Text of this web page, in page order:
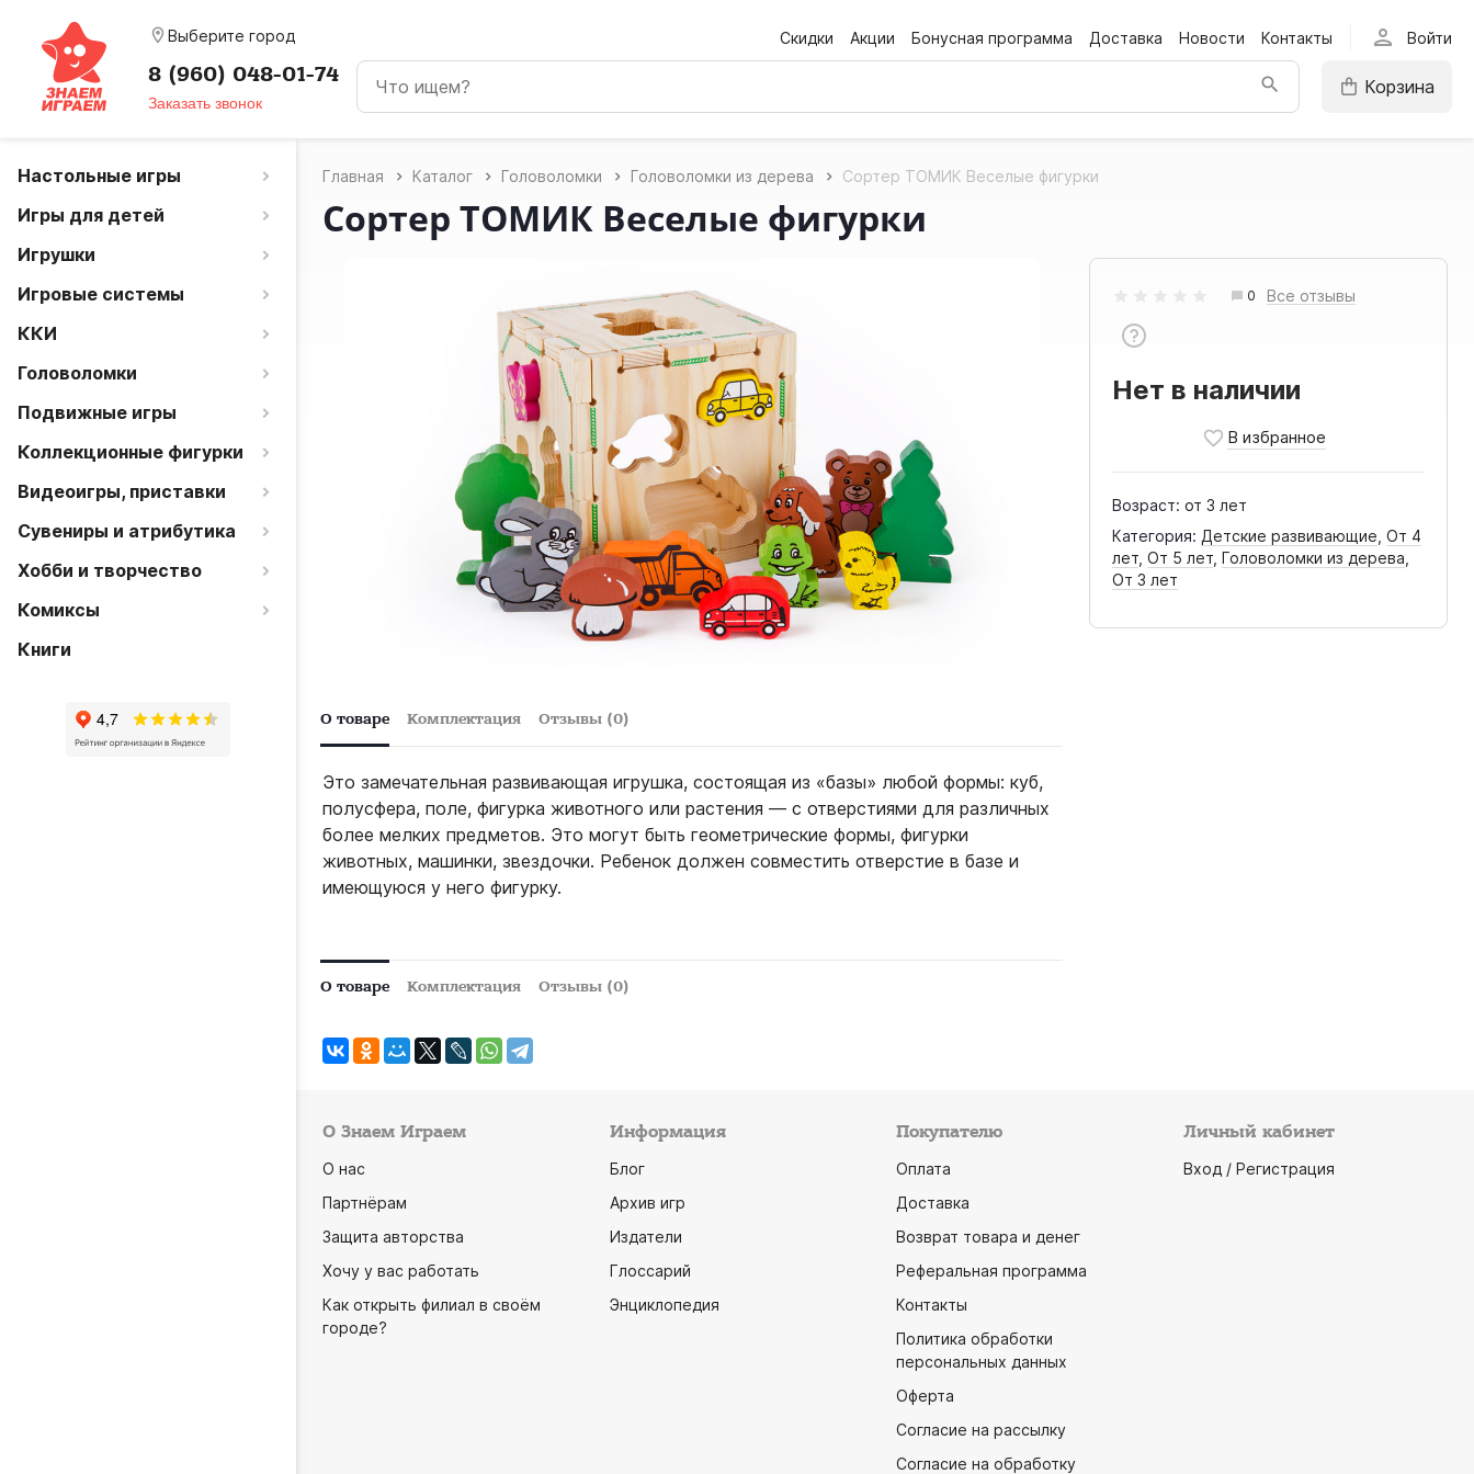
room Выберите город Скидки Акции Бонусная программа Доставка Новости Контакты person Войти
8 (960) 048-01-74
Заказать звонок
Корзина
Настольные игры
Игры для детей
Игрушки
Игровые системы
ККИ
Головоломки
Подвижные игры
Коллекционные фигурки
Видеоигры, приставки
Сувениры и атрибутика
Хобби и творчество
Комиксы
Книги
Главная Каталог Головоломки Головоломки из дерева Сортер ТОМИК Веселые фигурки
Сортер ТОМИК Веселые фигурки
0 Все отзывы
Нет в наличии
Возраст: от 3 лет
Категория: Детские развивающие ,От 4
лет ,От 5 лет ,Головоломки из дерева
От 3 лет
О товаре Комплектация Отзывы (0)
Это замечательная развивающая игрушка, состоящая из «базы» любой формы: куб,
полусфера, поле, фигурка животного или растения — с отверстиями для различных
более мелких предметов. Это могут быть геометрические формы, фигурки
животных, машинки, звездочки. Ребенок должен совместить отверстие в базе и
имеющуюся у него фигурку.
О товаре Комплектация Отзывы (0)
О Знаем Играем
О нас
Партнёрам
Защита авторства
Хочу у вас работать
Как открыть филиал в своём
городе?
Информация
Блог
Архив игр
Издатели
Глоссарий
Энциклопедия
Покупателю
Оплата
Доставка
Возврат товара и денег
Реферальная программа
Контакты
Политика обработки
персональных данных
Оферта
Согласие на рассылку
Согласие на обработку
Личный кабинет
Вход / Регистрация